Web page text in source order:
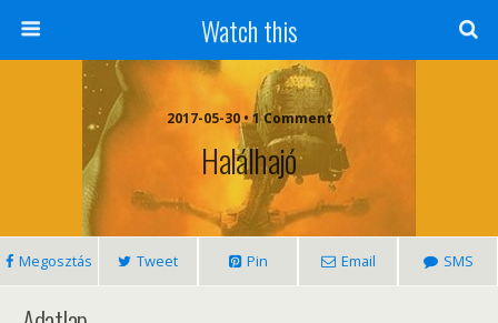
Watch this
2017-05-30 • 1 Comment
Halálhajó
Megosztás Tweet Pin Email SMS